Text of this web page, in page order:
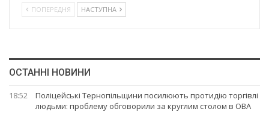
ПОПЕРЕДНЯ НАСТУПНА
ОСТАННІ НОВИНИ
18:52
Поліцейські Тернопільщини посилюють протидію торгівлі
людьми: проблему обговорили за круглим столом в ОВА